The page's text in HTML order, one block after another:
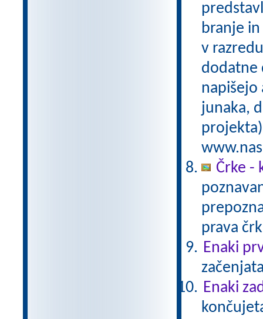
branje
v
dodatne
napišejo
junaka,
Črke -
prava
Enaki
Enaki